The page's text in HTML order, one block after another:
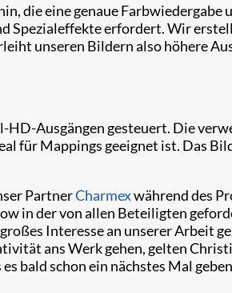
die eine genaue Farbwiedergabe
Spezialeffekte erfordert. Wir
unseren Bildern also höhere
HD-Ausgängen gesteuert. Die
für Mappings geeignet ist. Das
PartnerCharmexwährend des
in der von allen Beteiligten
Interesse an unserer Arbeit
ans Werk gehen, gelten
bald schon ein nächstes Mal